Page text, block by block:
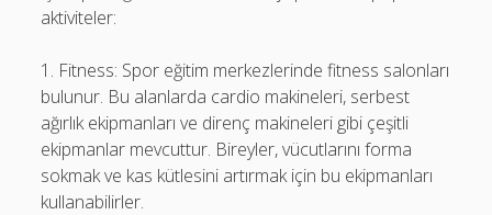
aktiviteler:
1. Fitness: Spor eğitim merkezlerinde fitness salonları
bulunur. Bu alanlarda cardio makineleri, serbest
ağırlık ekipmanları ve direnç makineleri gibi çeşitli
ekipmanlar mevcuttur. Bireyler, vücutlarını forma
sokmak ve kas kütlesini artırmak için bu ekipmanları
kullanabilirler.